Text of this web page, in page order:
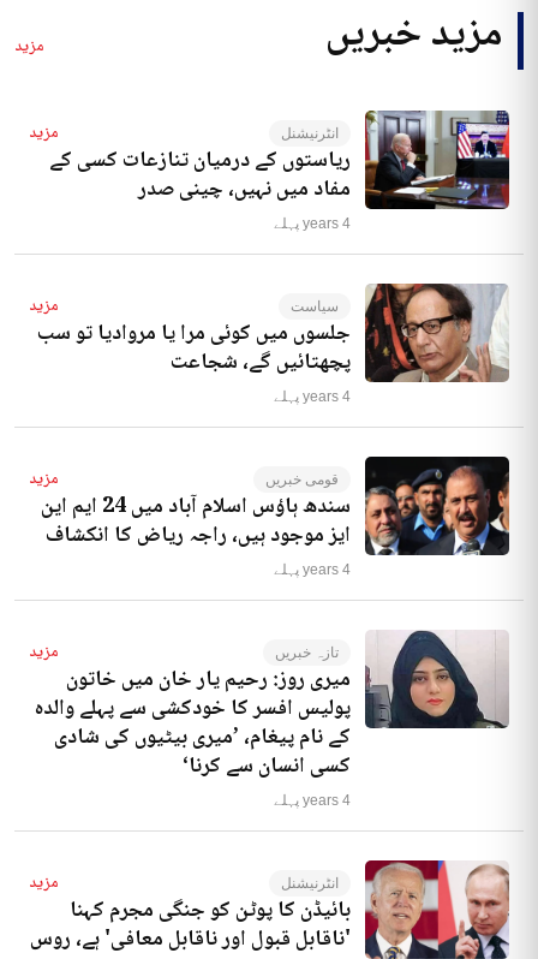
مزید خبریں مزید
انٹرنیشنل مزید
ریاستوں کے درمیان تنازعات کسی کے
مفاد میں نہیں، چینی صدر
4 years پہلے
سیاست مزید
جلسوں میں کوئی مرا یا مروادیا تو سب
پچھتائیں گے، شجاعت
4 years پہلے
قومی خبریں مزید
سندھ ہاؤس اسلام آباد میں 24 ایم این
ایز موجود ہیں، راجہ ریاض کا انکشاف
4 years پہلے
تازہ خبریں مزید
میری روز: رحیم یار خان میں خاتون
پولیس افسر کا خودکشی سے پہلے والدہ
کے نام پیغام، ’میری بیٹیوں کی شادی
کسی انسان سے کرنا‘
4 years پہلے
انٹرنیشنل مزید
بائیڈن کا پوٹن کو جنگی مجرم کہنا
'ناقابل قبول اور ناقابل معافی' ہے، روس